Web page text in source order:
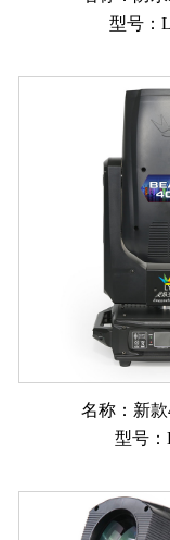
型号：
名称：新
型号：